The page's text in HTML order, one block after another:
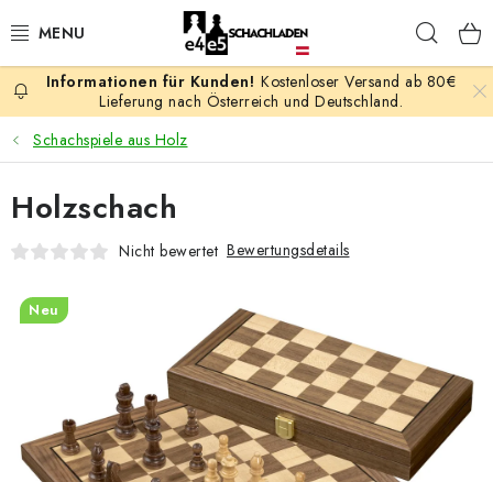
Inhalt
AKTION
SCHACHSPIELE
SCHACHFIGUREN
SCHACHBRETTER
SCHACHUHREN
SCHACHBÜCHER
SCHACH-ANTIQUITÄTENLADEN
Kostenloser Versand ab 80€
Lieferung nach Österreich und Deutschland.
Schachspiele aus Holz
Holzschach
Nicht bewertet Bewertungsdetails
Neu